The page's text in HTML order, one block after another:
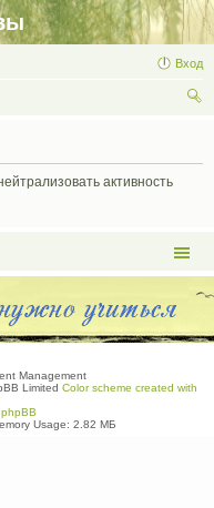
Вход
активность
Management
Limited Color scheme created with
Usage: 2.82 МБ